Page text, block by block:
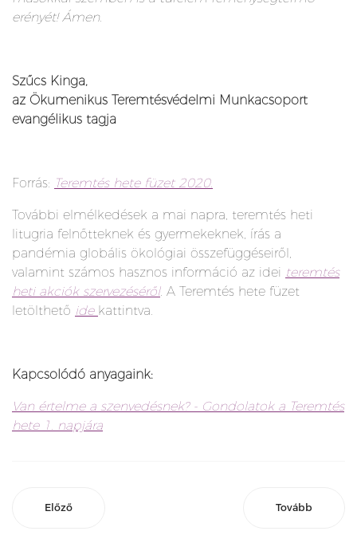
erényét! Ámen.
Szűcs Kinga,
az Ökumenikus Teremtésvédelmi Munkacsoport
evangélikus tagja
Forrás: Teremtés hete füzet 2020.
További elmélkedések a mai napra, teremtés heti
litugria felnőtteknek és gyermekeknek, írás a
pandémia globális ökológiai összefüggéseiről,
valamint számos hasznos információ az idei teremtés
heti akciók szervezéséről. A Teremtés hete füzet
letölthető ide kattintva.
Kapcsolódó anyagaink:
Van értelme a szenvedésnek? - Gondolatok a Teremtés
hete 1. napjára
Előző Tovább